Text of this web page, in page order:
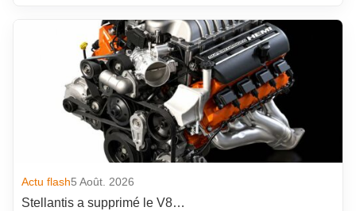
Actu flash5 Août. 2026
Stellantis a supprimé le V8…